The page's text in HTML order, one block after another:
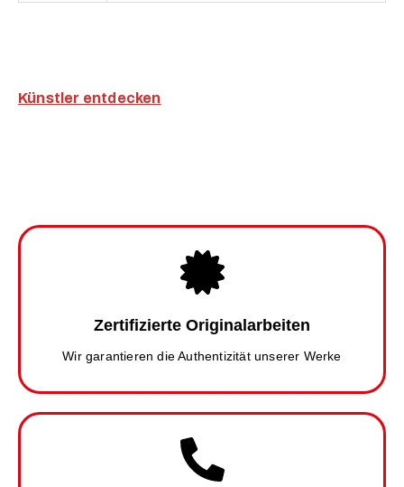
Künstler entdecken
Zertifizierte Originalarbeiten
Wir garantieren die Authentizität unserer Werke